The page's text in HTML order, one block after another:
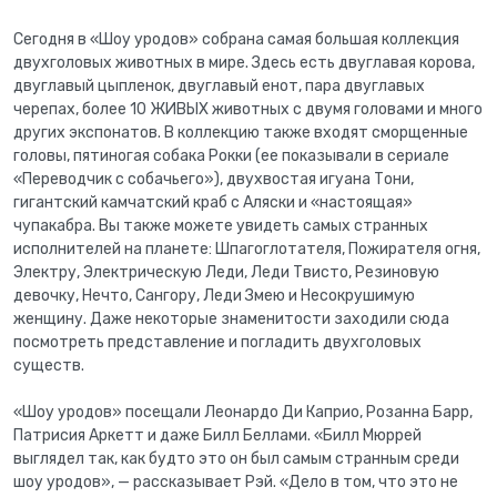
Сегодня в «Шоу уродов» собрана самая большая коллекция
двухголовых животных в мире. Здесь есть двуглавая корова,
двуглавый цыпленок, двуглавый енот, пара двуглавых
черепах, более 10 ЖИВЫХ животных с двумя головами и много
других экспонатов. В коллекцию также входят сморщенные
головы, пятиногая собака Рокки (ее показывали в сериале
«Переводчик с собачьего»), двухвостая игуана Тони,
гигантский камчатский краб с Аляски и «настоящая»
чупакабра. Вы также можете увидеть самых странных
исполнителей на планете: Шпагоглотателя, Пожирателя огня,
Электру, Электрическую Леди, Леди Твисто, Резиновую
девочку, Нечто, Сангору, Леди Змею и Несокрушимую
женщину. Даже некоторые знаменитости заходили сюда
посмотреть представление и погладить двухголовых
существ.
«Шоу уродов» посещали Леонардо Ди Каприо, Розанна Барр,
Патрисия Аркетт и даже Билл Беллами. «Билл Мюррей
выглядел так, как будто это он был самым странным среди
шоу уродов», — рассказывает Рэй. «Дело в том, что это не